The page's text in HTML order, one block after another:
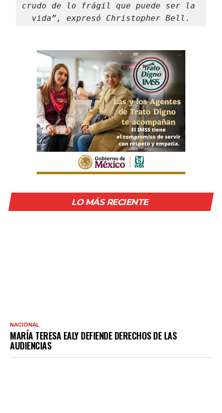
crudo de lo frágil que puede ser la
vida”, expresó Christopher Bell.
LO MÁS RECIENTE
NACIONAL
MARÍA TERESA EALY DEFIENDE DERECHOS DE LAS
AUDIENCIAS